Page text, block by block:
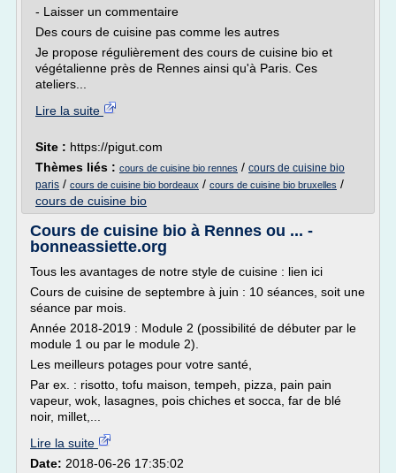
- Laisser un commentaire
Des cours de cuisine pas comme les autres
Je propose régulièrement des cours de cuisine bio et
végétalienne près de Rennes ainsi qu'à Paris. Ces
ateliers...
Lire la suite
Site : https://pigut.com
Thèmes liés : cours de cuisine bio rennes / cours de cuisine bio
paris / cours de cuisine bio bordeaux / cours de cuisine bio bruxelles /
cours de cuisine bio
Cours de cuisine bio à Rennes ou ... -
bonneassiette.org
Tous les avantages de notre style de cuisine : lien ici
Cours de cuisine de septembre à juin : 10 séances, soit une
séance par mois.
Année 2018-2019 : Module 2 (possibilité de débuter par le
module 1 ou par le module 2).
Les meilleurs potages pour votre santé,
Par ex. : risotto, tofu maison, tempeh, pizza, pain pain
vapeur, wok, lasagnes, pois chiches et socca, far de blé
noir, millet,...
Lire la suite
Date: 2018-06-26 17:35:02